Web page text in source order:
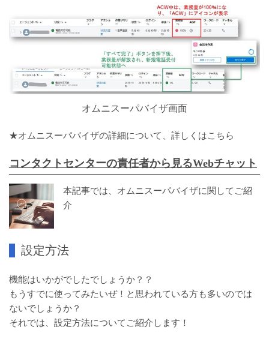
オムニスーパバイザ画面
★オムニスーパバイザの詳細について、詳しくはこちら
コンタクトセンターの責任者から見るWebチャット
本記事では、オムニスーパバイザに関してご紹
介
設定方法
機能はいかがでしたでしょうか？？
もうすでに使ってみたいぜ！と思われている方も多いのでは
ないでしょうか？
それでは、設定方法についてご紹介します！